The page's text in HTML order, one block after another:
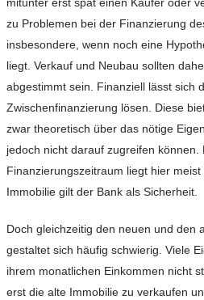
zu Problemen bei der Finanzierung
insbesondere, wenn noch eine
liegt. Verkauf und Neubau sollten
abgestimmt sein. Finanziell lässt sich
Zwischenfinanzierung lösen. Diese
zwar theoretisch über das nötige
jedoch nicht darauf zugreifen können.
Finanzierungszeitraum liegt hier
Immobilie gilt der Bank als Sicherheit.
Doch gleichzeitig den neuen und den
gestaltet sich häufig schwierig. Viele
ihrem monatlichen Einkommen nicht
erst die alte Immobilie zu verkaufen